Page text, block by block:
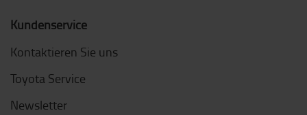
Kundenservice
Kontaktieren Sie uns
Toyota Service
Newsletter